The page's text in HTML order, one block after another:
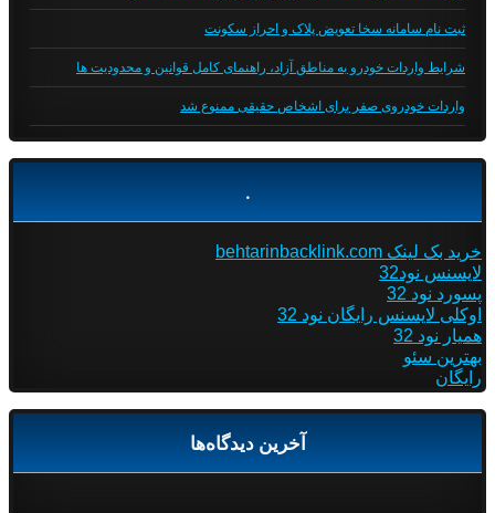
ثبت نام سامانه سخا تعویض پلاک و احراز سکونت
شرایط واردات خودرو به مناطق آزاد، راهنمای کامل قوانین و محدودیت ها
واردات خودروی صفر برای اشخاص حقیقی ممنوع شد
.
خرید بک لینک behtarinbacklink.com
لایسنس نود32
پسورد نود 32
اوکلی لایسنس رایگان نود 32
همیار نود 32
بهترین سئو
رایگان
آخرین دیدگاه‌ها